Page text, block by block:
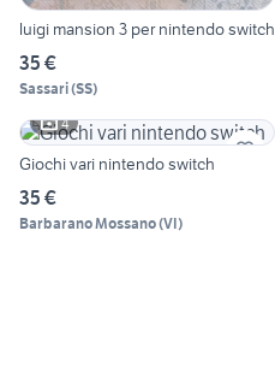
luigi mansion 3 per nintendo switch
35 €
Sassari(SS)
4
Giochi vari nintendo switch
35 €
Barbarano Mossano(VI)